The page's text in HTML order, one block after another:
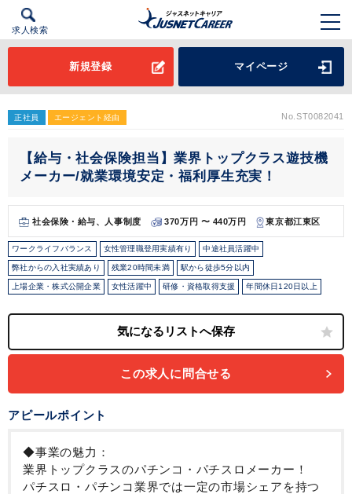
求人検索
新規登録 マイページ
正社員 エージェント経由 No.ST0082041
【給与・社会保険担当】業界トップクラス遊技機
メーカー/就業環境安定・福利厚生充実！
社会保険・給与、人事制度 370万円 〜 440万円 東京都江東区
ワークライフバランス 女性管理職登用実績有り 中途社員活躍中
弊社からの入社実績あり 残業20時間未満 駅から徒歩5分以内
上場企業・株式公開企業 女性活躍中 研修・資格取得支援 年間休日120日以上
この求人に問合せる
アピールポイント
◆事業の魅力：
業界トップクラスのパチンコ・パチスロメーカー！
パチスロ・パチンコ業界では一定の市場シェアを持つ